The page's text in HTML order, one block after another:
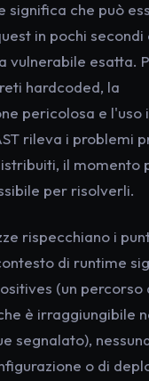
significa che può
in pochi secondi
vulnerabile esatta.
hardcoded, la
pericolosa e l'uso
rileva i problemi
il momento
per risolverli.
rispecchiano i
di runtime
(un percorso
è irraggiungibile
segnalato),
o di